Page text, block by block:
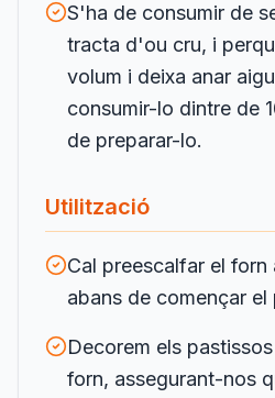
S'ha de consumir de
tracta d'ou cru, i
volum i deixa anar
consumir-lo dintre de
de preparar-lo.
Utilització
Cal preescalfar el forn
abans de començar
Decorem els
forn, assegurant-nos